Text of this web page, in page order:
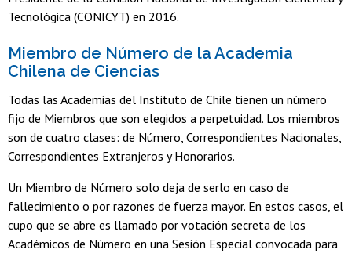
Tecnológica (CONICYT) en 2016.
Miembro de Número de la Academia
Chilena de Ciencias
Todas las Academias del Instituto de Chile tienen un número
fijo de Miembros que son elegidos a perpetuidad. Los miembros
son de cuatro clases: de Número, Correspondientes Nacionales,
Correspondientes Extranjeros y Honorarios.
Un Miembro de Número solo deja de serlo en caso de
fallecimiento o por razones de fuerza mayor. En estos casos, el
cupo que se abre es llamado por votación secreta de los
Académicos de Número en una Sesión Especial convocada para